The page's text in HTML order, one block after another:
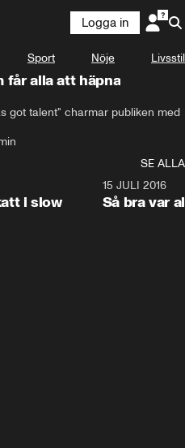
Logga in
Sport Nöje Livsstil
får alla att häpna
got talent" charmar publiken med
SE ALLA
i slow
15 JULI 2016
Så bra var